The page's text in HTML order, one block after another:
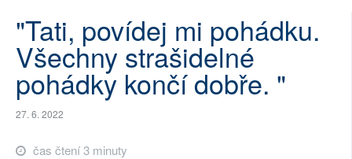
ARCHIV
ROZHOVORY
TÉMATA
NEJČTENĚJŠÍ ZA 7 DNÍ
"Tati, povídej mi pohádku.
Všechny strašidelné
pohádky končí dobře. "
27. 6. 2022
čas čtení 3 minuty